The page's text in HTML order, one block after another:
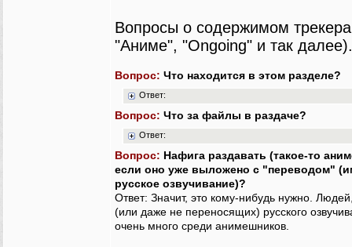
Вопросы о содержимом
"Аниме", "Ongoing" и так далее).
Вопрос: Что находится в этом разделе?
Ответ:
Вопрос: Что за файлы в раздаче?
Ответ:
Вопрос: Нафига раздавать (такое-то
если оно уже выложено с "переводом"
русское озвучивание)?
Ответ: Значит, это кому-нибудь нужно.
(или даже не переносящих) русского
очень много среди анимешников.